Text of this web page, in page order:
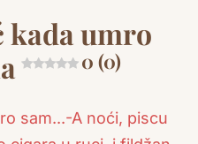
kada umro
0 (0)